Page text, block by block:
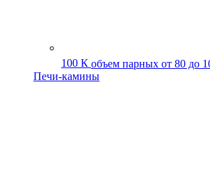
100 К объем парных от 80 до
Печи-камины